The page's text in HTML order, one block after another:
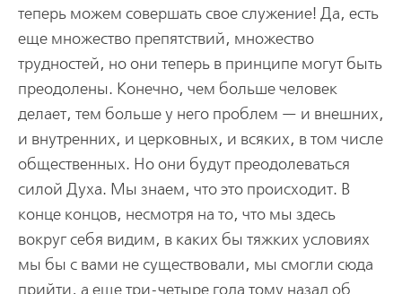
теперь можем совершать свое служение! Да, есть
еще множество препятствий, множество
трудностей, но они теперь в принципе могут быть
преодолены. Конечно, чем больше человек
делает, тем больше у него проблем — и внешних,
и внутренних, и церковных, и всяких, в том числе
общественных. Но они будут преодолеваться
силой Духа. Мы знаем, что это происходит. В
конце концов, несмотря на то, что мы здесь
вокруг себя видим, в каких бы тяжких условиях
мы бы с вами не существовали, мы смогли сюда
прийти, а еще три-четыре года тому назад об